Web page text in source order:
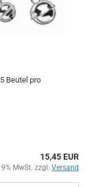
Beutel pro
15,45 EUR
MwSt. zzgl. Versand